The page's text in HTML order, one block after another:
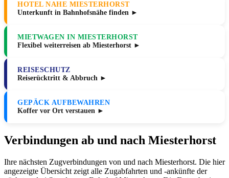
HOTEL NAHE MIESTERHORST
Unterkunft in Bahnhofsnähe finden ►
MIETWAGEN IN MIESTERHORST
Flexibel weiterreisen ab Miesterhorst ►
REISESCHUTZ
Reiserücktritt & Abbruch ►
GEPÄCK AUFBEWAHREN
Koffer vor Ort verstauen ►
Verbindungen ab und nach Miesterhorst
Ihre nächsten Zugverbindungen von und nach Miesterhorst. Die hier
angezeigte Übersicht zeigt alle Zugabfahrten und -ankünfte der